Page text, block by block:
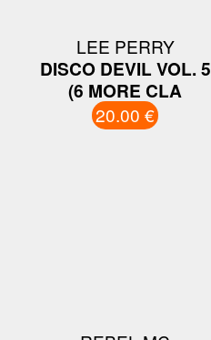
LEE PERRY
DISCO DEVIL VOL. 5
(6 MORE CLA
20.00 €